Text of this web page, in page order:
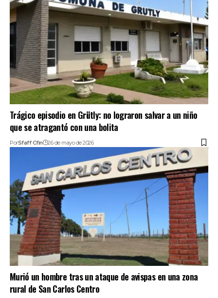
Trágico episodio en Grütly: no lograron salvar a un niño
que se atragantó con una bolita
PorSfaff Cfin 26 de mayo de 2026
Murió un hombre tras un ataque de avispas en una zona
rural de San Carlos Centro